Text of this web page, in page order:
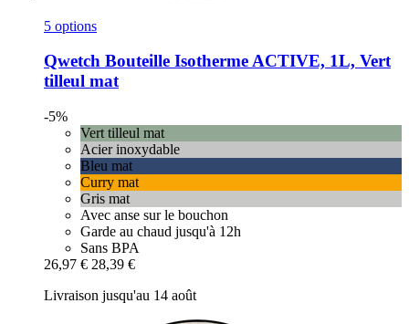
5 options
Qwetch Bouteille Isotherme ACTIVE, 1L, Vert
tilleul mat
-5%
Vert tilleul mat
Acier inoxydable
Bleu mat
Curry mat
Gris mat
Avec anse sur le bouchon
Garde au chaud jusqu'à 12h
Sans BPA
26,97 € 28,39 €
Livraison jusqu'au 14 août